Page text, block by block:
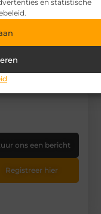
en statistische
Pinterest LinkedIn
ons een bericht
Registreer hier